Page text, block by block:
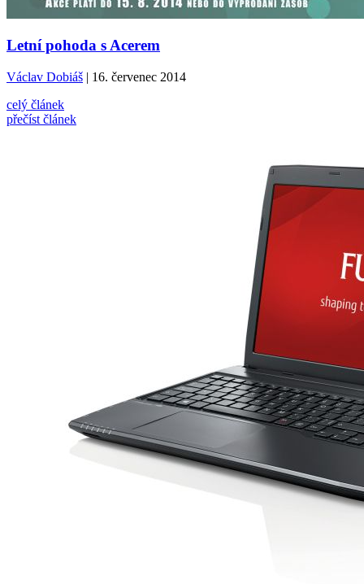
Letní pohoda s Acerem
Václav Dobiáš | 16. červenec 2014
celý článek
přečíst článek